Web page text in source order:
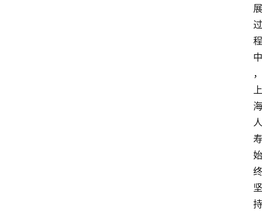
展
过
程
中
，
上
海
人
寿
始
终
坚
持